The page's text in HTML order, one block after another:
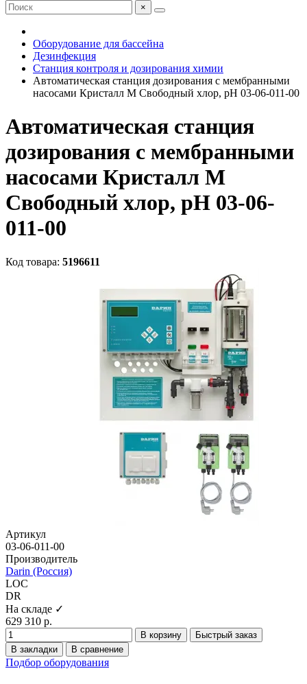
×
Оборудование для бассейна
Дезинфекция
Станция контроля и дозирования химии
Автоматическая станция дозирования c мембранными
насосами Кристалл М Свободный хлор, рН 03-06-011-00
Автоматическая станция
дозирования c мембранными
насосами Кристалл М
Свободный хлор, рН 03-06-
011-00
Код товара: 5196611
Артикул
03-06-011-00
Производитель
Darin (Россия)
LOC
DR
На складе ✓
629 310 р.
В корзину
Быстрый заказ
В закладки
В сравнение
Подбор оборудования